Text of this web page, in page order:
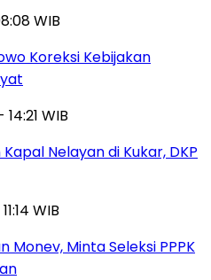
WIB
Koreksi Kebijakan
WIB
Nelayan di Kukar, DKP
WIB
Monev, Minta Seleksi PPPK